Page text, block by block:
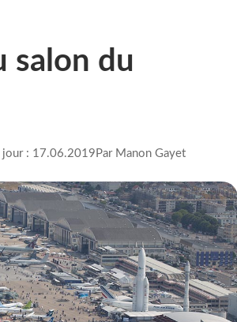
salon du
jour : 17.06.2019 Par Manon Gayet